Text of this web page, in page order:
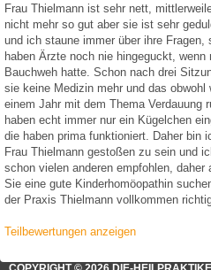
Frau Thielmann ist sehr nett,
nicht mehr so gut aber sie ist sehr
und ich staune immer über ihre Fragen,
haben Ärzte noch nie hingeguckt, wenn
Bauchweh hatte. Schon nach drei
sie keine Medizin mehr und das obwohl
einem Jahr mit dem Thema Verdauung
haben echt immer nur ein Kügelchen
die haben prima funktioniert. Daher bin
Frau Thielmann gestoßen zu sein und
schon vielen anderen empfohlen, daher
Sie eine gute Kinderhomöopathin
der Praxis Thielmann vollkommen
Teilbewertungen anzeigen